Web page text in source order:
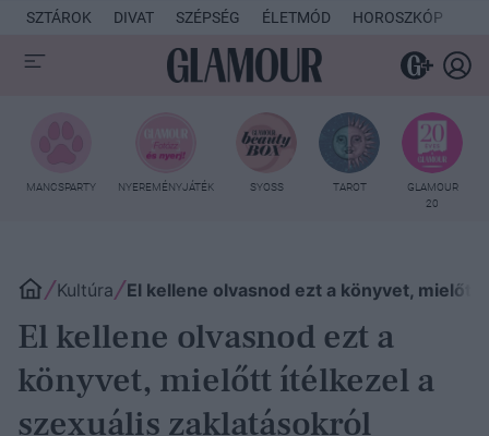
SZTÁROK DIVAT SZÉPSÉG ÉLETMÓD HOROSZKÓP
MANCSPARTY NYEREMÉNYJÁTÉK SYOSS TAROT
GLAMOUR
20
Kultúra El kellene olvasnod ezt a könyvet,
El kellene olvasnod ezt a
könyvet, mielőtt ítélkezel a
szexuális zaklatásokról